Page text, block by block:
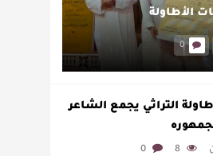
الأطاولة
0
التراثي يجمع الشاعر
8
0